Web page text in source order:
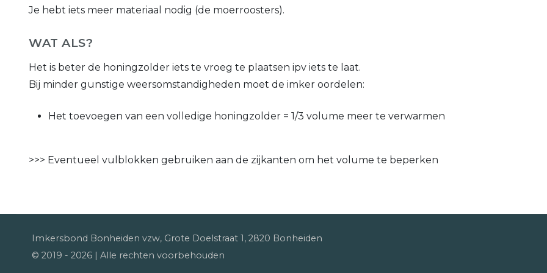
Je hebt iets meer materiaal nodig (de moerroosters).
WAT ALS?
Het is beter de honingzolder iets te vroeg te plaatsen ipv iets te laat.
Bij minder gunstige weersomstandigheden moet de imker oordelen:
Het toevoegen van een volledige honingzolder = 1/3 volume meer te verwarmen
>>> Eventueel vulblokken gebruiken aan de zijkanten om het volume te beperken
Imkersbond Bonheiden vzw, Grote Doelstraat 1, 2820 Bonheiden
© 2019 - 2026 | Alle rechten voorbehouden